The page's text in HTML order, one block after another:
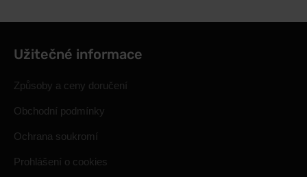
Užitečné informace
Způsoby a ceny doručení
Obchodní podmínky
Ochrana soukromí
Prohlášení o cookies